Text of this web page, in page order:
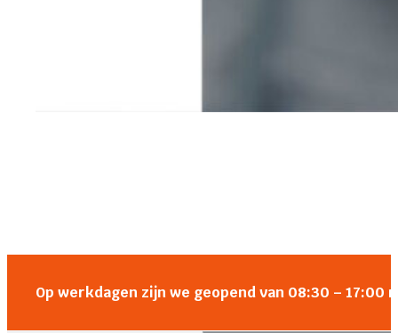
Op werkdagen zijn we geopend van 08:30 –